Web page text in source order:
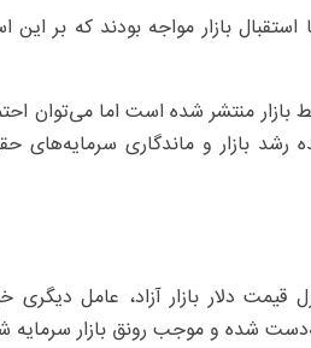
بازار مواجه بودند که بر این
منتشر شده است اما می‌توان
بازار و ماندگاری سرمایه‌های
دلار بازار آزاد، عامل دیگری
شده و موجب رونق بازار سرمایه